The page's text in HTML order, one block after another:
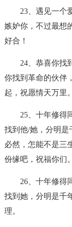
23、遇见一个
嫉妒你，不过最想
好合！
24、恭喜你找
你找到革命的伙伴
起，祝愿情天万里。
25、十年修得
找到他/她，分明是
必然，怎能不是三
份缘吧，祝福你们。
26、十年修得
找到她，分明是千
理。